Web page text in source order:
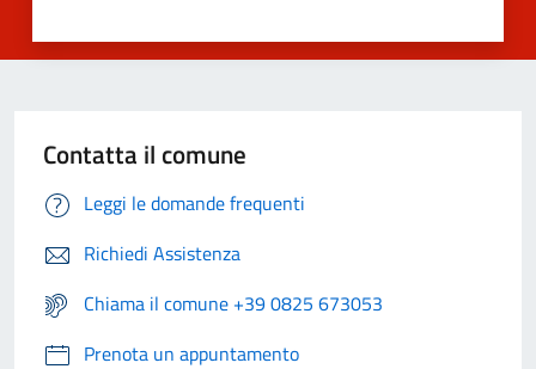
Contatta il comune
Leggi le domande frequenti
Richiedi Assistenza
Chiama il comune +39 0825 673053
Prenota un appuntamento